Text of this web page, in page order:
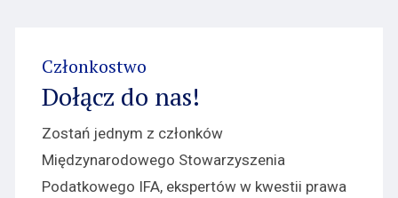
Członkostwo
Dołącz do nas!
Zostań jednym z członków
Międzynarodowego Stowarzyszenia
Podatkowego IFA, ekspertów w kwestii prawa